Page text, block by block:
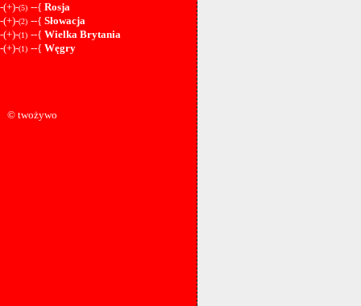
-(+)-(5) --{ Rosja
-(+)-(2) --{ Słowacja
-(+)-(1) --{ Wielka Brytania
-(+)-(1) --{ Węgry
© twożywo